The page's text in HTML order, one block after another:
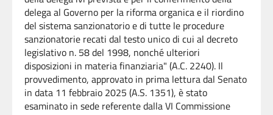
delega al Governo per la riforma organica e il riordino
del sistema sanzionatorio e di tutte le procedure
sanzionatorie recati dal testo unico di cui al decreto
legislativo n. 58 del 1998, nonché ulteriori
disposizioni in materia finanziaria" (A.C. 2240). Il
provvedimento, approvato in prima lettura dal Senato
in data 11 febbraio 2025 (A.S. 1351), è stato
esaminato in sede referente dalla VI Commissione